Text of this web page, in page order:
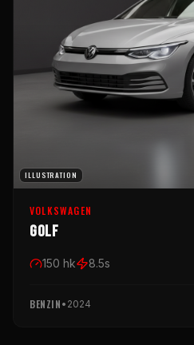
ILLUSTRATION
VOLKSWAGEN
Golf
150 hk 8.5s
BENZIN • 2024